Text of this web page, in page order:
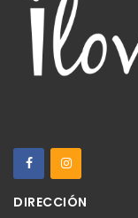
DIRECCIÓN